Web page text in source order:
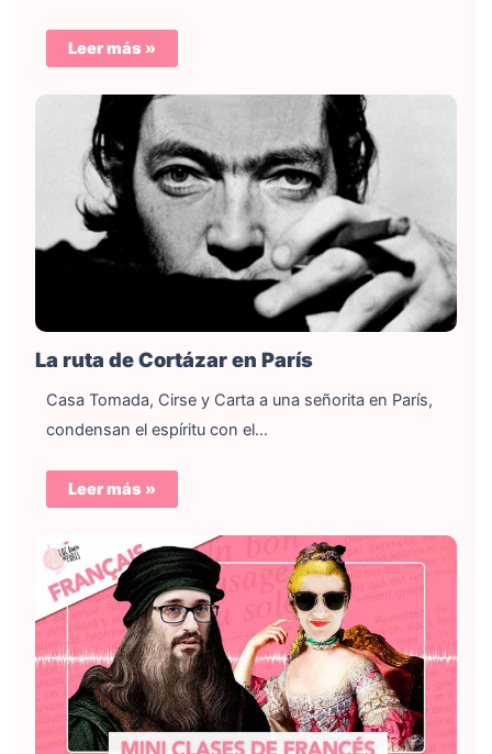
Leer más »
La ruta de Cortázar en París
Casa Tomada, Cirse y Carta a una señorita en París,
condensan el espíritu con el…
Leer más »